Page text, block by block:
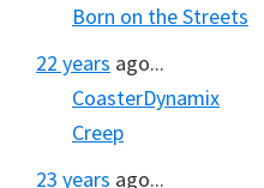
Born on the Streets
22 years ago...
CoasterDynamix
Creep
23 years ago...